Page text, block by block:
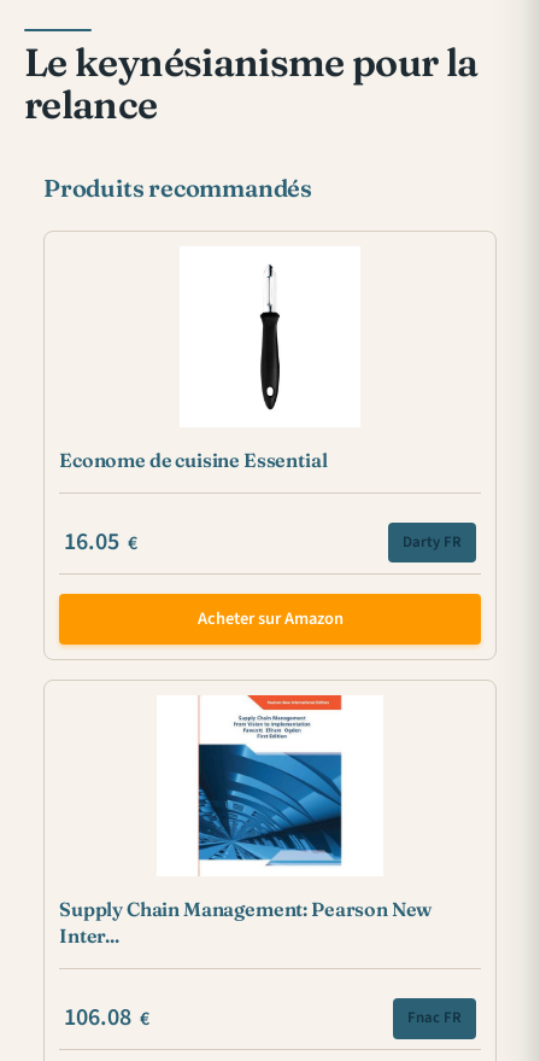
Le keynésianisme pour la
relance
Produits recommandés
Econome de cuisine Essential
16.05 € Darty FR
Acheter sur Amazon
Supply Chain Management: Pearson New
Inter...
106.08 € Fnac FR